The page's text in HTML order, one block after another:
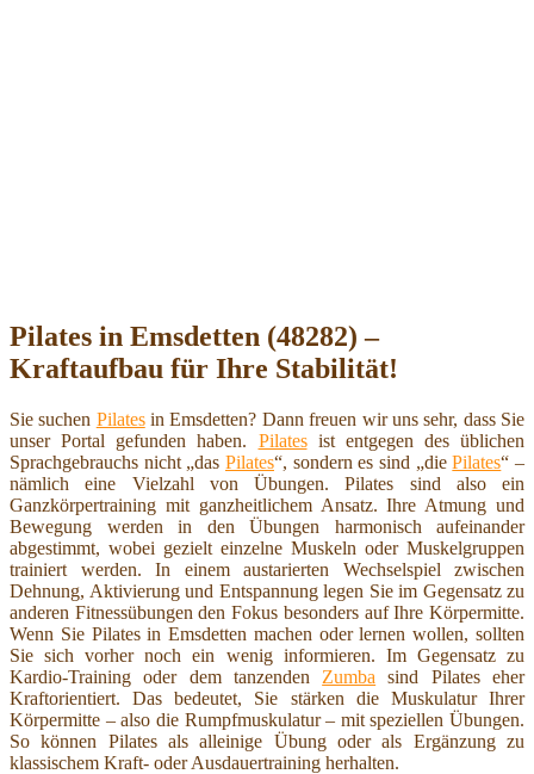
Pilates in Emsdetten (48282) –
Kraftaufbau für Ihre Stabilität!
Sie suchen Pilatesin Emsdetten? Dann freuen wir uns sehr, dass Sie
unser Portal gefunden haben. Pilatesist entgegen des üblichen
Sprachgebrauchs nicht „das Pilates“, sondern es sind „diePilates“ –
nämlich eine Vielzahl von Übungen. Pilates sind also ein
Ganzkörpertraining mit ganzheitlichem Ansatz. Ihre Atmung und
Bewegung werden in den Übungen harmonisch aufeinander
abgestimmt, wobei gezielt einzelne Muskeln oder Muskelgruppen
trainiert werden. In einem austarierten Wechselspiel zwischen
Dehnung, Aktivierung und Entspannung legen Sie im Gegensatz zu
anderen Fitnessübungen den Fokus besonders auf Ihre Körpermitte.
Wenn Sie Pilates in Emsdetten machen oder lernen wollen, sollten
Sie sich vorher noch ein wenig informieren. Im Gegensatz zu
Kardio-Training oder dem tanzenden Zumba sind Pilates eher
Kraftorientiert. Das bedeutet, Sie stärken die Muskulatur Ihrer
Körpermitte – also die Rumpfmuskulatur – mit speziellen Übungen.
So können Pilates als alleinige Übung oder als Ergänzung zu
klassischem Kraft- oder Ausdauertraining herhalten.